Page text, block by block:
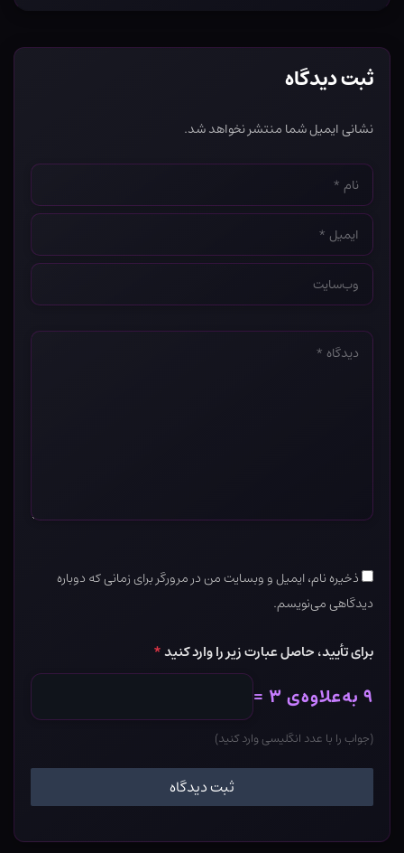
ثبت دیدگاه
نشانی ایمیل شما منتشر نخواهد شد.
نام
*
ایمیل
*
وب‌سایت
*
دیدگاه
ذخیره نام، ایمیل و وبسایت من در مرورگر برای زمانی که دوباره
دیدگاهی می‌نویسم.
برای تأیید، حاصل عبارت زیر را وارد کنید*
۹ به‌علاوه‌ی ۳ =
(جواب را با عدد انگلیسی وارد کنید)